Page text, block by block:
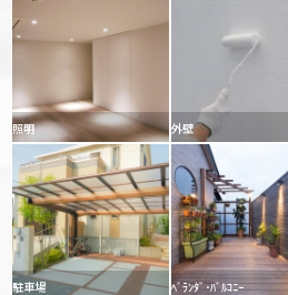
照明 外壁
駐車場 ﾍﾞﾗﾝﾀﾞ･ﾊﾞﾙｺﾆｰ